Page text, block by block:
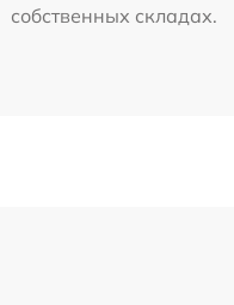
собственных складах.